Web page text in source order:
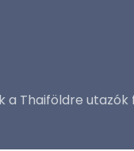
a Thaiföldre utazók